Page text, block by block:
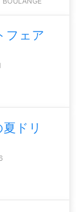
フェア
ドリ